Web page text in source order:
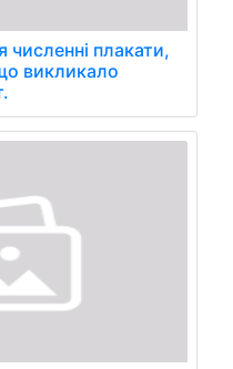
численні плакати,
викликало